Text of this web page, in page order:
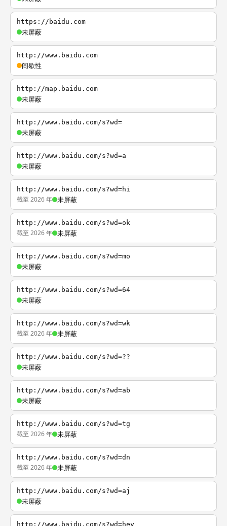
https://baidu.com
未屏蔽
http://www.baidu.com
间歇性
http://map.baidu.com
未屏蔽
http://www.baidu.com/s?wd=
未屏蔽
http://www.baidu.com/s?wd=a
未屏蔽
http://www.baidu.com/s?wd=hi
截至 2026 年 未屏蔽
http://www.baidu.com/s?wd=ok
截至 2026 年 未屏蔽
http://www.baidu.com/s?wd=mo
未屏蔽
http://www.baidu.com/s?wd=64
未屏蔽
http://www.baidu.com/s?wd=wk
截至 2026 年 未屏蔽
http://www.baidu.com/s?wd=??
未屏蔽
http://www.baidu.com/s?wd=ab
未屏蔽
http://www.baidu.com/s?wd=tg
截至 2026 年 未屏蔽
http://www.baidu.com/s?wd=dn
截至 2026 年 未屏蔽
http://www.baidu.com/s?wd=aj
未屏蔽
http://www.baidu.com/s?wd=hey